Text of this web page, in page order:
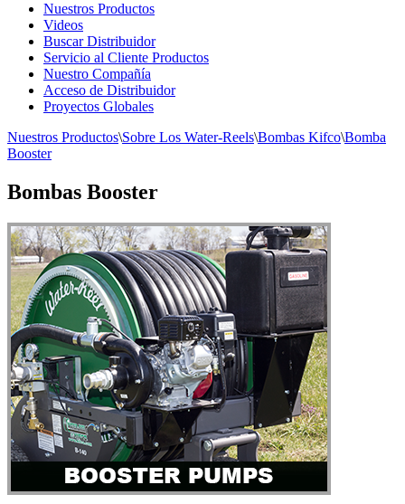
Nuestros Productos
Videos
Buscar Distribuidor
Servicio al Cliente Productos
Nuestro Compañía
Acceso de Distribuidor
Proyectos Globales
Nuestros Productos\Sobre Los Water-Reels\Bombas Kifco\Bomba
Booster
Bombas Booster